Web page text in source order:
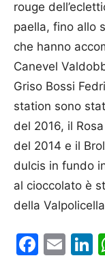
rouge
paella, fino allo
che hanno
Canevel
Griso Bossi
station sono
del 2016, il
del 2014 e il
dulcis in fundo
al cioccolato è
della